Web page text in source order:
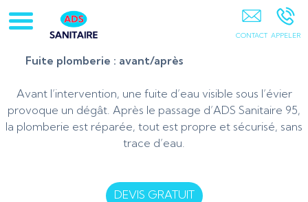
Artisan-Plombier-Chauffagiste-95-78-Chauffe-Eau-
Fuite plomberie : avant/après
Avant l’intervention, une fuite d’eau visible sous l’évier
provoque un dégât. Après le passage d’ADS Sanitaire 95,
la plomberie est réparée, tout est propre et sécurisé, sans
trace d’eau.
DEVIS GRATUIT